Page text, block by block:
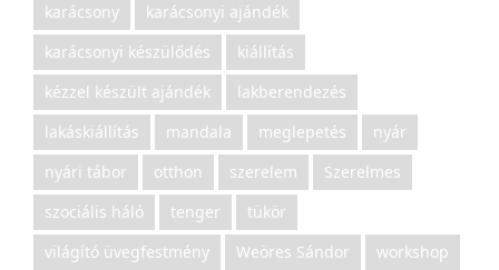
karácsony
karácsonyi ajándék
karácsonyi készülődés
kiállítás
kézzel készült ajándék
lakberendezés
lakáskiállítás
mandala meglepetés
nyár
nyári tábor
otthon szerelem
Szerelmes
szociális háló
tenger
tükör
világító üvegfestmény
Weöres Sándor
workshop